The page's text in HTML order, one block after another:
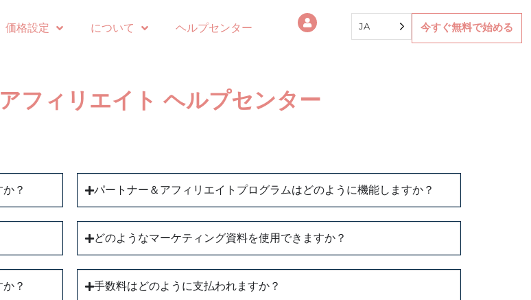
価格設定 について ヘルプセンター JA 今すぐ無料で始める
フィリエイト ヘルプセンター
？ パートナー＆アフィリエイトプログラムはどのように機能しますか？
どのようなマーケティング資料を使用できますか？
？ 手数料はどのように支払われますか？